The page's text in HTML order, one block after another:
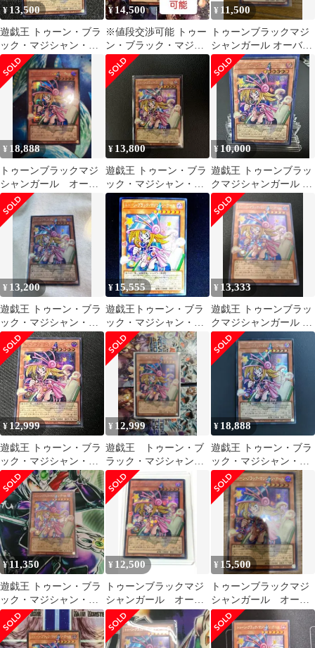
¥13,500
遊戯王 トゥーン・ブラ
ック・マジシャン・ガ
ール オーバーフレーム
シク
¥ 14,500
※値段交渉可能 トゥー
ン・ブラック・マジシ
ャン・ガール(オーバー
フレーム)
¥ 11,500
トゥーンブラックマジ
シャンガール オーバー
フレーム オバフレ シー
クレット
¥ 18,888
トゥーンブラックマジ
シャンガール オーバ
ーフレーム シークレ
ット
¥ 13,800
遊戯王 トゥーン・ブラ
ック・マジシャン・ガ
ール オーバーフレー
ムレア
¥ 10,000
遊戯王 トゥーンブラッ
クマジシャンガール オ
ーバーフレーム
¥ 13,200
遊戯王 トゥーン・ブラ
ック・マジシャン・ガ
ール オーバーフレー
ム シークレット
¥ 15,555
遊戯王トゥーン・ブラ
ック・マジシャン・ガ
ール オーバーフレーム
¥ 13,333
遊戯王 トゥーンブラッ
クマジシャンガール オ
ーバーフレームシーク
レット
¥12,999
遊戯王 トゥーン・ブラ
ック・マジシャン・ガ
ール オーバーフレー
ム シク
¥ 12,999
遊戯王 トゥーン・ブ
ラック・マジシャン・
ガール シークレット オ
ーバーフレーム
¥ 18,888
遊戯王 トゥーン・ブラ
ック・マジシャン・ガ
ール オーバーフレー
ム シークレット
¥11,350
遊戯王 トゥーン・ブラ
ック・マジシャン・ガ
ール オーバーフレーム
シークレット
¥ 12,500
トゥーンブラックマジ
シャンガール オーバ
ーフレーム シークレ
ット スリーブ入り
¥ 15,500
トゥーンブラックマジ
シャンガール オーバ
ーフレーム シークレ
ット